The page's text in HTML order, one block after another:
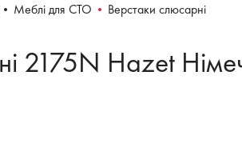
Меблі для СТО Верстаки слюсарні
2175N Hazet